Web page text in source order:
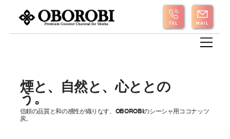
MAIL
TEL
煙と、自然と、心ととの
う。
信頼の品質と和の感性が織りなす、OBOROBIのシーシャ用ココナッツ
炭。